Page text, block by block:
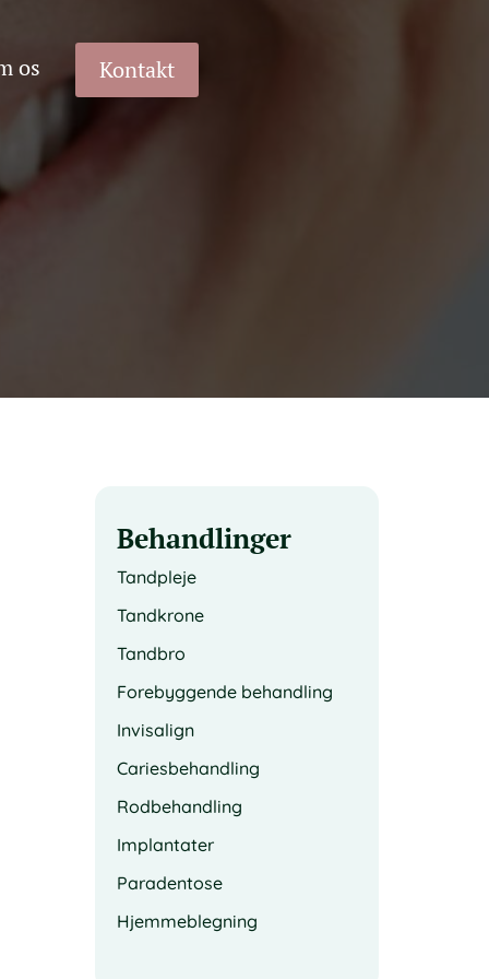
os Kontakt
Behandlinger
Tandpleje
Tandkrone
Tandbro
Forebyggende behandling
Invisalign
Cariesbehandling
Rodbehandling
Implantater
Paradentose
Hjemmeblegning